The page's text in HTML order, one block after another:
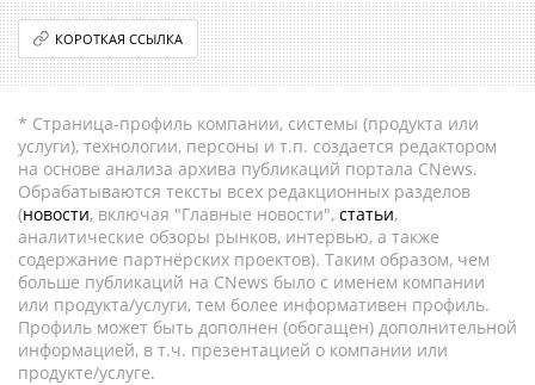
КОРОТКАЯ ССЫЛКА
* Страница-профиль компании, системы (продукта или
услуги), технологии, персоны и т.п. создается редактором
на основе анализа архива публикаций портала CNews.
Обрабатываются тексты всех редакционных разделов
(новости, включая "Главные новости", статьи,
аналитические обзоры рынков, интервью, а также
содержание партнёрских проектов). Таким образом, чем
больше публикаций на CNews было с именем компании
или продукта/услуги, тем более информативен профиль.
Профиль может быть дополнен (обогащен) дополнительной
информацией, в т.ч. презентацией о компании или
продукте/услуге.